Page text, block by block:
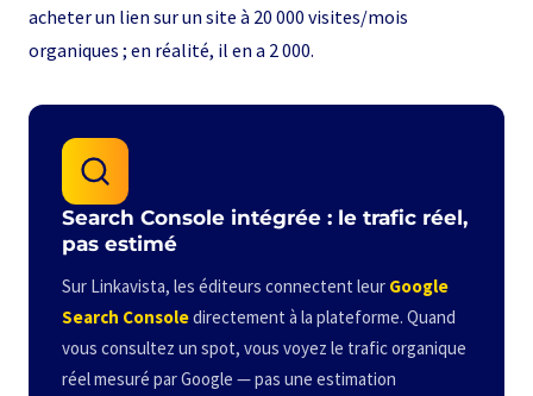
acheter un lien sur un site à 20 000 visites/mois
organiques ; en réalité, il en a 2 000.
Search Console intégrée : le trafic réel,
pas estimé
Sur Linkavista, les éditeurs connectent leur Google
Search Consoledirectement à la plateforme. Quand
vous consultez un spot, vous voyez le trafic organique
réel mesuré par Google — pas une estimation